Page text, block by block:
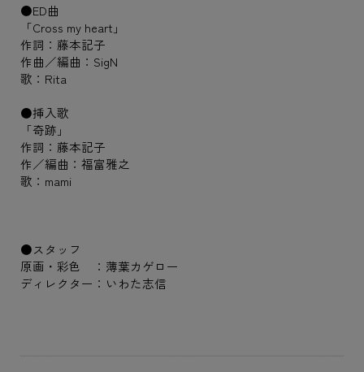
●ED曲
「Cross my heart」
作詞：藤本記子
作曲／編曲：SigN
歌：Rita
●挿入歌
「奇跡」
作詞：藤本記子
作／編曲：福富雅之
歌：mami
●スタッフ
原画・彩色 ：薄葉カゲロー
ディレクター：いわた志信